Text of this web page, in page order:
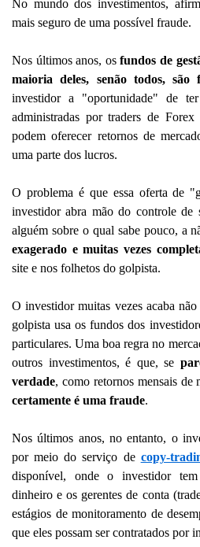
No mundo dos investimentos,
mais seguro de uma possível fraude.
Nos últimos anos, osfundos de
maioria deles, senão todos, são
investidor a "oportunidade" de
administradas por traders de
podem oferecer retornos de
uma parte dos lucros.
O problema é que essa oferta de
investidor abra mão do controle de
alguém sobre o qual sabe pouco, a
exagerado e muitas vezes
site e nos folhetos do golpista.
O investidor muitas vezes acaba
golpista usa os fundos dos
particulares. Uma boa regra no
outros investimentos, é que, se
verdade, como retornos mensais de
certamente é uma fraude.
Nos últimos anos, no entanto, o
por meio do serviço de copy-
disponível, onde o investidor
dinheiro e os gerentes de conta
estágios de monitoramento de
que eles possam ser contratados por